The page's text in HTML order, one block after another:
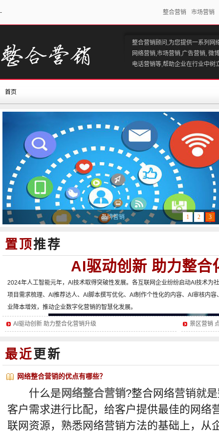
整合营销 市场营销
-
整合营销顾问,为您提供一系列网
网络营销,市场营销,广告营销, 微
电话营销等,帮助企业在行业中树
首页
网络营销 1 2 3
置顶推荐
AI驱动创新 助力整合
2024年人工智能元年，AI技术取得突破性发展。各互联网企业纷纷启动AI技术为
项目需求梳理、AI推荐达人、AI脚本撰写优化、AI制作个性化的内容、AI审核内
业降本增效，推动企业数字化营销的智慧化发展。
AI驱动创新 助力整合化营销升级 景区营销
最近 更新
网络整合营销的优点有哪些？
什么是 网络整合营销?整合网络营销就
客户需求进行比配，给客户提供最佳的网络
联网资源，熟悉网络营销方法的基础上，从